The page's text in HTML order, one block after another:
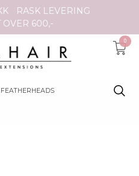
RASK LEVERING
OVER 600,-
0